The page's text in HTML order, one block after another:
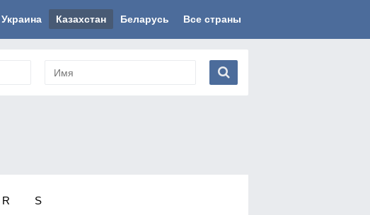
Украина Казахстан Беларусь Все страны
R S